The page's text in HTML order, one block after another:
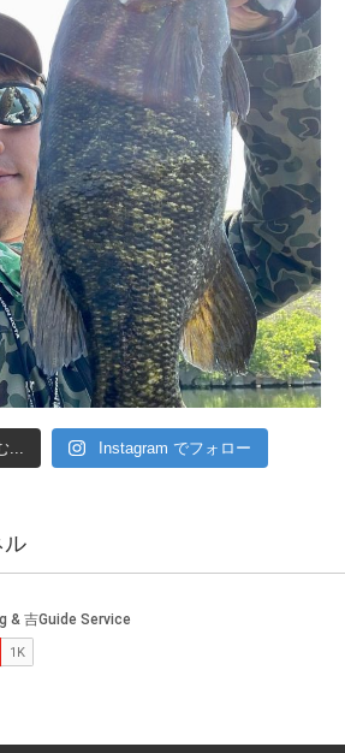
... Instagram でフォロー
ル